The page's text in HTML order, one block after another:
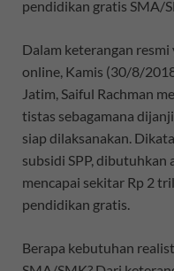
pendidikan gratis SMA/
Dalam keterangan
online, Kamis (30/8/
Jatim, Saiful Rachman
tistas sebagamana
siap dilaksanakan.
subsidi SPP, dibutuhkan
mencapai sekitar Rp 2
pendidikan gratis.
Berapa kebutuhan